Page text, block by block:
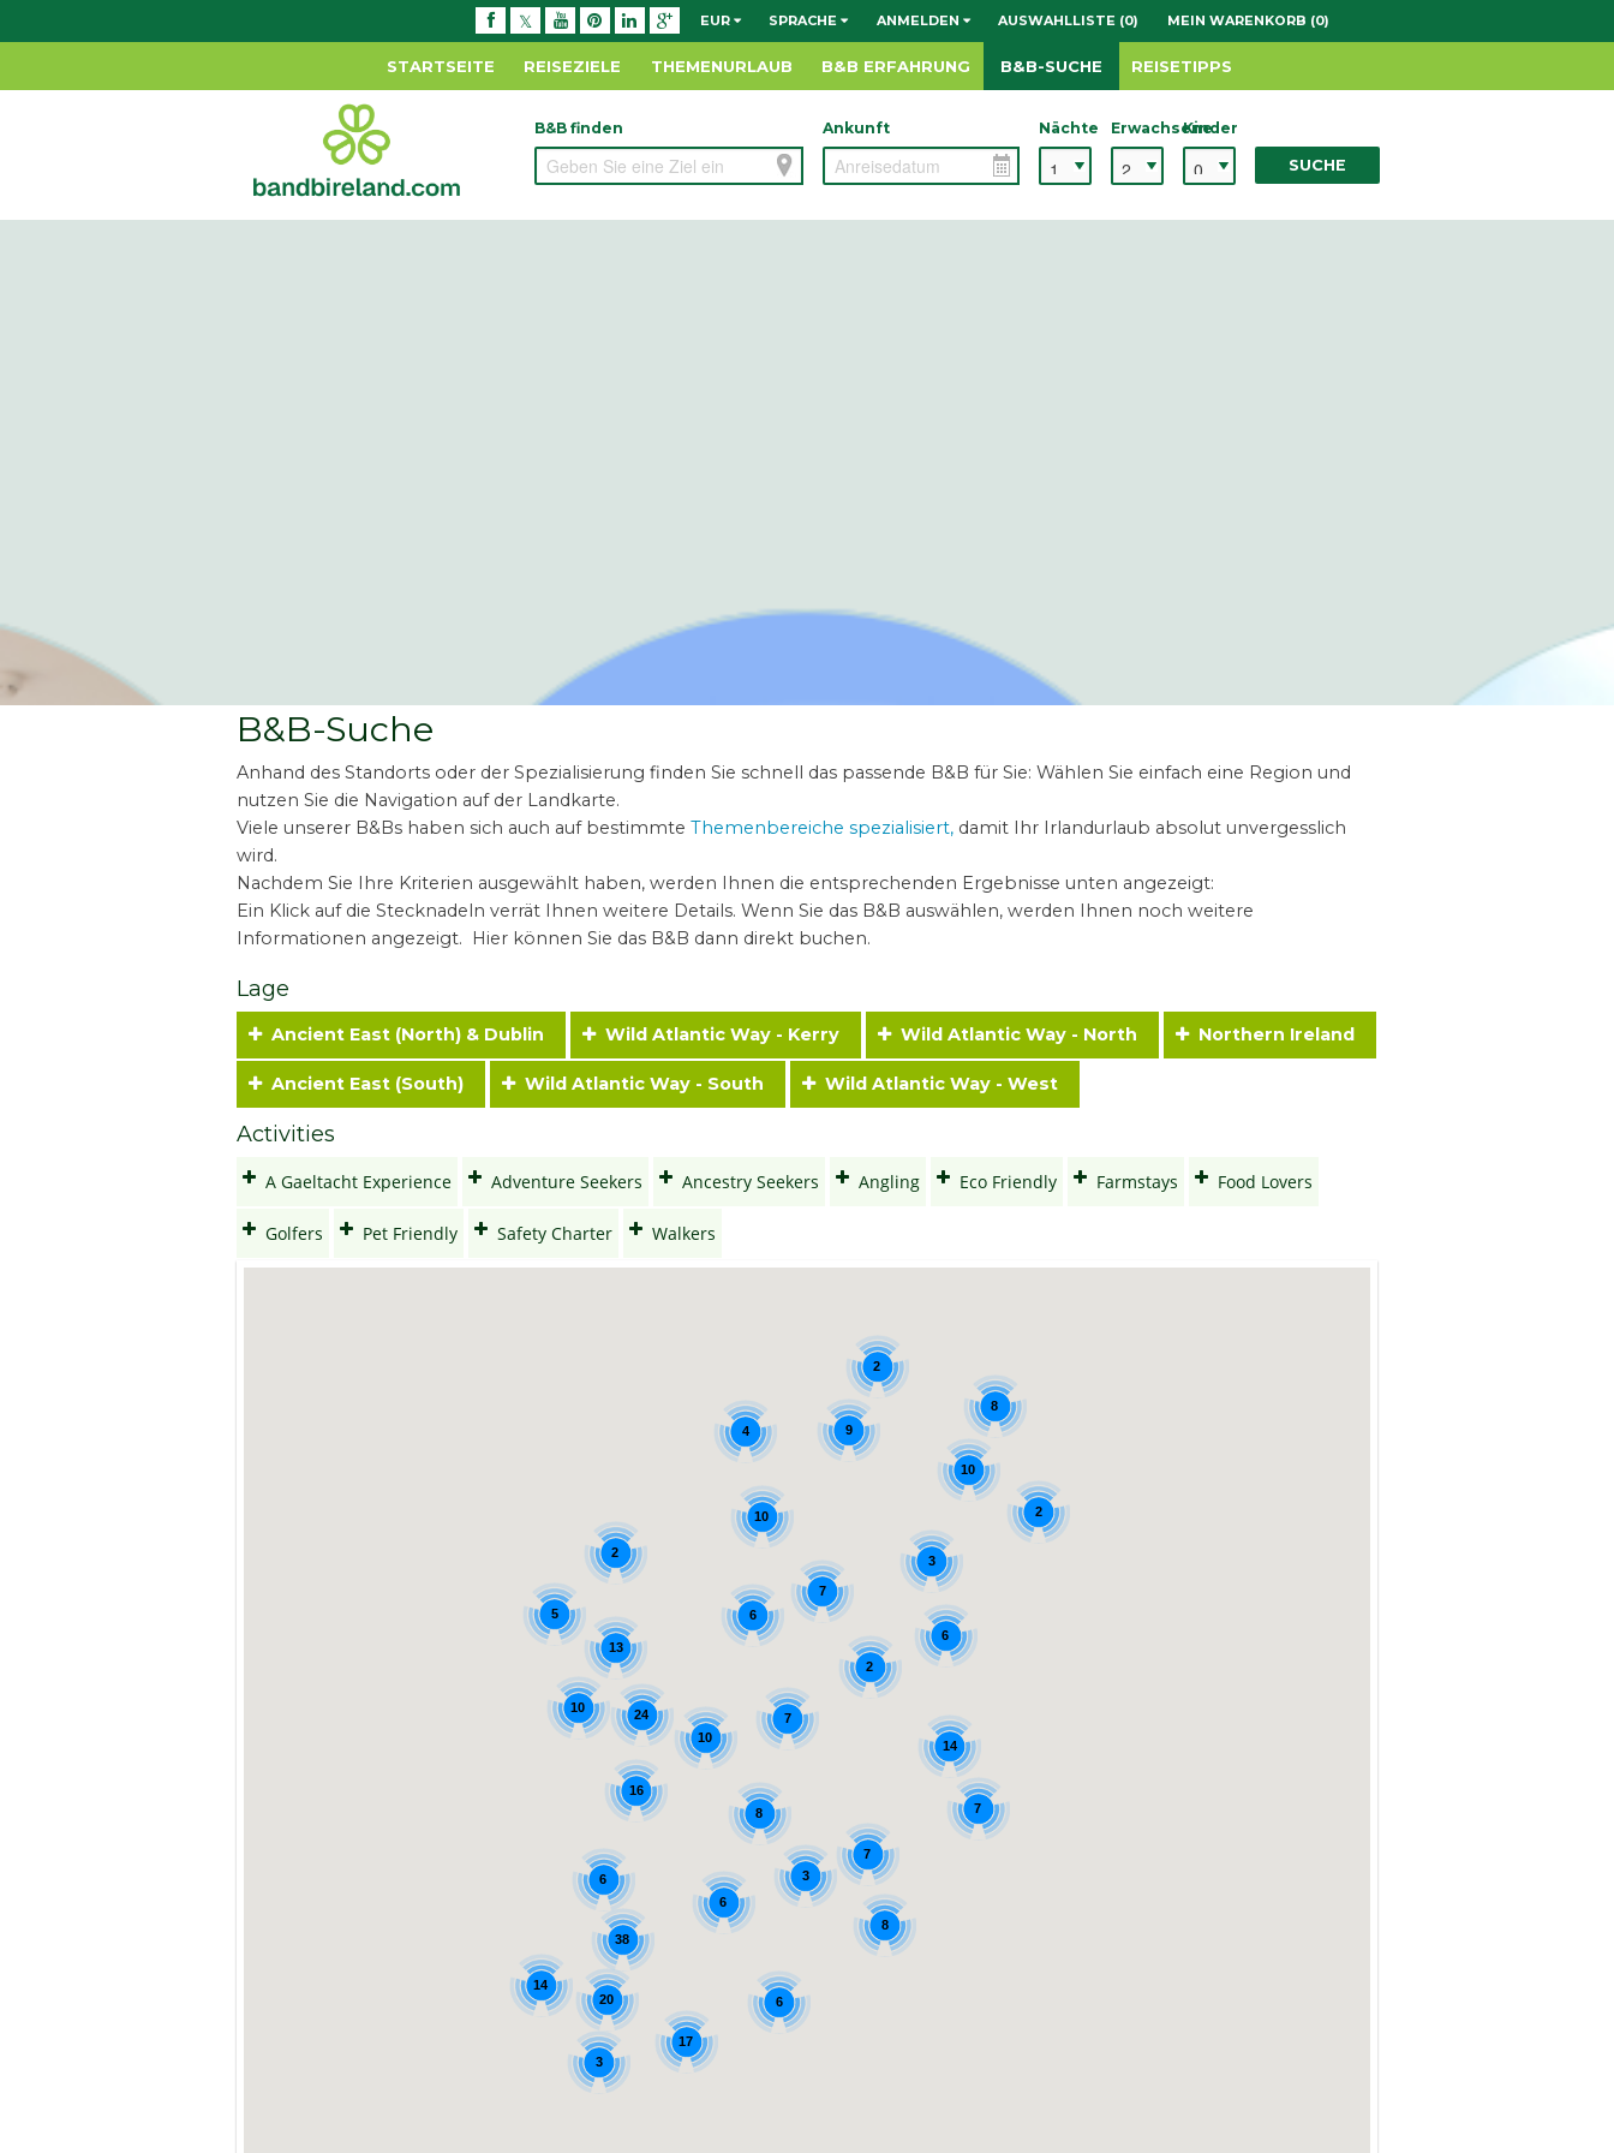
EUR SPRACHE ANMELDEN AUSWAHLLISTE (0) MEIN WARENKORB (0)
STARTSEITE REISEZIELE THEMENURLAUB B&B ERFAHRUNG B&B-SUCHE REISETIPPS
B&B finden Ankunft Nächte Erwachsene
Kinder
SUCHE
B&B-Suche
Anhand des Standorts oder der Spezialisierung finden Sie schnell das passende B&B für Sie: Wählen Sie einfach eine Region und
nutzen Sie die Navigation auf der Landkarte.
Viele unserer B&Bs haben sich auch auf bestimmte Themenbereiche spezialisiert, damit Ihr Irlandurlaub absolut unvergesslich
wird.
Nachdem Sie Ihre Kriterien ausgewählt haben, werden Ihnen die entsprechenden Ergebnisse unten angezeigt:
Ein Klick auf die Stecknadeln verrät Ihnen weitere Details. Wenn Sie das B&B auswählen, werden Ihnen noch weitere
Informationen angezeigt. Hier können Sie das B&B dann direkt buchen.
Lage
Ancient East (North) & Dublin Wild Atlantic Way - Kerry Wild Atlantic Way - North Northern Ireland
Ancient East (South) Wild Atlantic Way - South Wild Atlantic Way - West
Activities
A Gaeltacht Experience Adventure Seekers Ancestry Seekers Angling Eco Friendly Farmstays Food Lovers
Golfers Pet Friendly Safety Charter Walkers
17
10
24
9
14
7
38
20
13
7
6
6
6
3
16
10
7
6
14
8
5
6
8
10
2
3
4
7
3
10
8
2
2
2